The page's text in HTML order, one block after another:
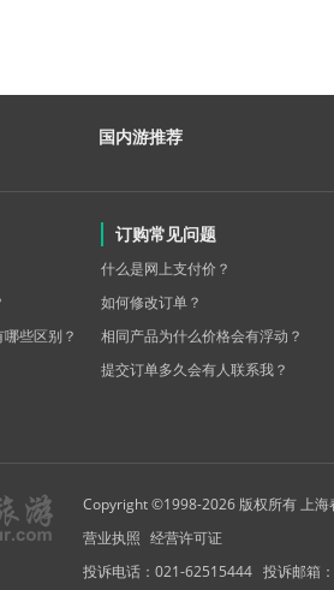
国内游推荐
些区别？
订购常见问题
什么是网上支付价？
如何修改订单？
相同产品为什么价格会有浮动？
提交订单多久会有人联系我？
Copyright ©1998-2026 版权所有 上海
营业执照 经营许可证
投诉电话：021-62515444 投诉邮箱